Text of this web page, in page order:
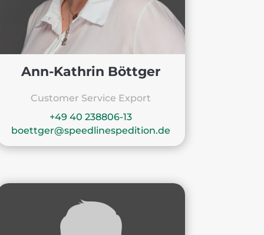
Ann-Kathrin Böttger
Customer Service Export
+49 40 238806-13
boettger@speedlinespedition.de